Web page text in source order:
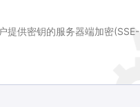
提供密钥的服务器端加密(SSE-